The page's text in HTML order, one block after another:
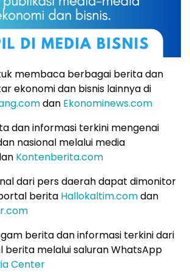
membaca berbagai berita dan
ekonomi dan bisnis lainnya di
dan Ekonominews.com
dan informasi terkini mengenai
nasional melalui media
Kontenberita.com
dari pers daerah dapat dimonitor
berita Hallokaltim.comdan
berita dan informasi terkini dari
melalui saluran WhatsApp
Center